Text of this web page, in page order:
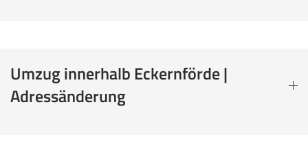
Umzug innerhalb Eckernförde |
Adressänderung